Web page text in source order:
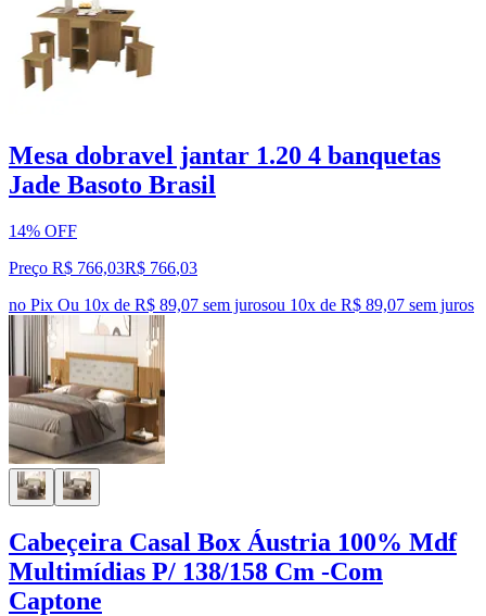
Mesa dobravel jantar 1.20 4 banquetas
Jade Basoto Brasil
14% OFF
Preço R$ 766,03R$ 766,03
no Pix Ou 10x de R$ 89,07 sem jurosou 10x de R$ 89,07 sem juros
Cabeçeira Casal Box Áustria 100% Mdf
Multimídias P/ 138/158 Cm -Com
Captone